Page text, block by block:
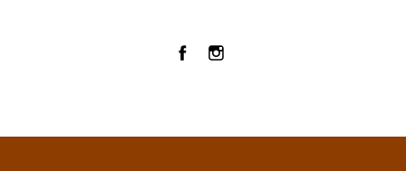
FacebookInstagram